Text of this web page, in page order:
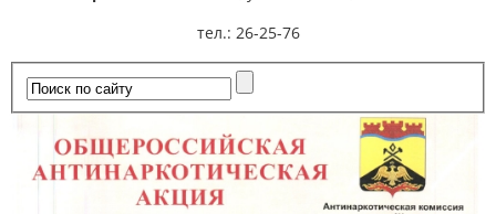
тел.: 26-25-76